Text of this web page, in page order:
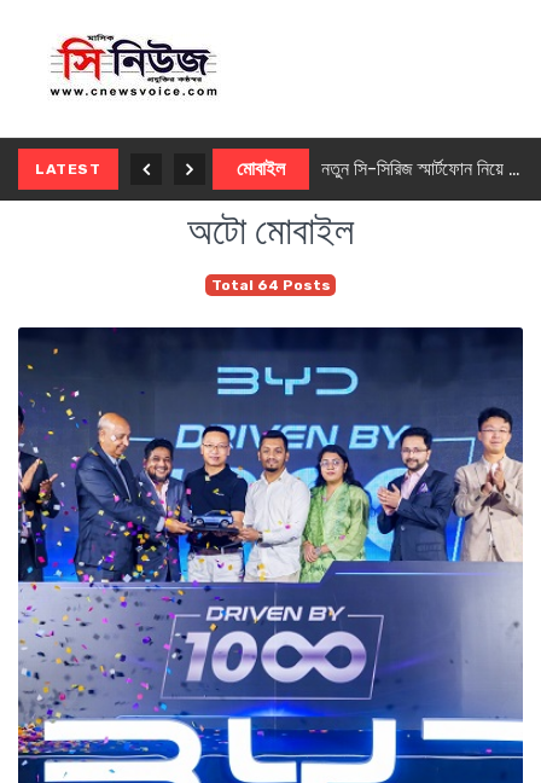
LATEST মোবাইল নতুন সি-সিরিজ স্মার্টফোন নিয়ে আসছে রিয়েলমি
অটো মোবাইল
Total 64 Posts